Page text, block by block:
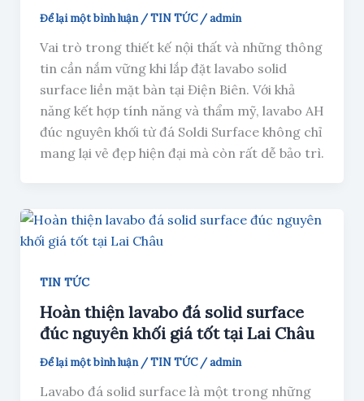
Để lại một bình luận /TIN TỨC/admin
Vai trò trong thiết kế nội thất và những thông
tin cần nắm vững khi lắp đặt lavabo solid
surface liền mặt bàn tại Điện Biên. Với khả
năng kết hợp tính năng và thẩm mỹ, lavabo AH
đúc nguyên khối từ đá Soldi Surface không chỉ
mang lại vẻ đẹp hiện đại mà còn rất dễ bảo trì.
TIN TỨC
Hoàn thiện lavabo đá solid surface
đúc nguyên khối giá tốt tại Lai Châu
Để lại một bình luận /TIN TỨC/admin
Lavabo đá solid surface là một trong những